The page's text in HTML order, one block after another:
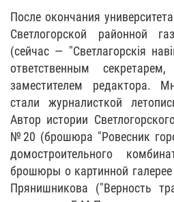
После окончания
Светлогорской районной
(сейчас — "Светлагорскія
ответственным
заместителем редактора.
стали журналисткой
Автор истории
№20 (брошюра "Ровесник
домостроительного
брошюры о картинной
Прянишникова ("Верность